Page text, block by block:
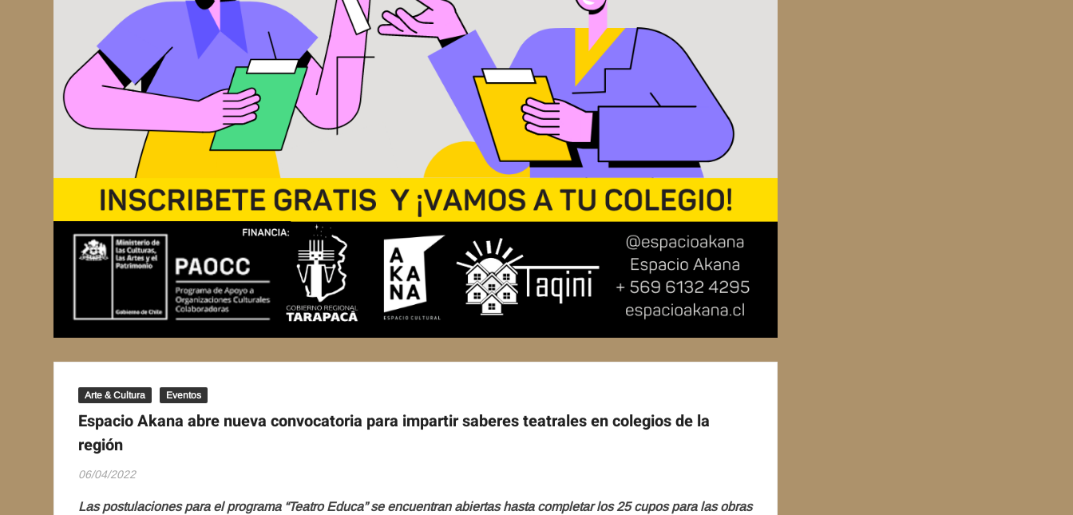
Arte & Cultura Eventos
Espacio Akana abre nueva convocatoria para impartir saberes teatrales en colegios de la
región
06/04/2022
Las postulaciones para el programa “Teatro Educa” se encuentran abiertas hasta completar los 25 cupos para las obras